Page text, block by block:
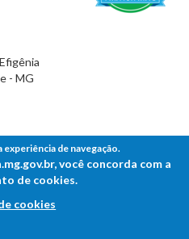
- MG
A CÂMARA
de navegação.
você concorda com a
de cookies.
cookies